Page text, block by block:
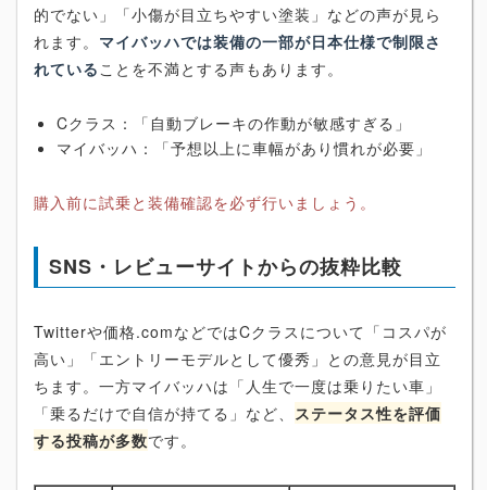
的でない」「小傷が目立ちやすい塗装」などの声が見ら
れます。 マイバッハでは装備の一部が日本仕様で制限さ
れていることを不満とする声もあります。
Cクラス：「自動ブレーキの作動が敏感すぎる」
マイバッハ：「予想以上に車幅があり慣れが必要」
購入前に試乗と装備確認を必ず行いましょう。
SNS・レビューサイトからの抜粋比較
Twitterや価格.comなどではCクラスについて「コスパが
高い」「エントリーモデルとして優秀」との意見が目立
ちます。一方マイバッハは「人生で一度は乗りたい車」
「乗るだけで自信が持てる」など、 ステータス性を評価
する投稿が多数です。